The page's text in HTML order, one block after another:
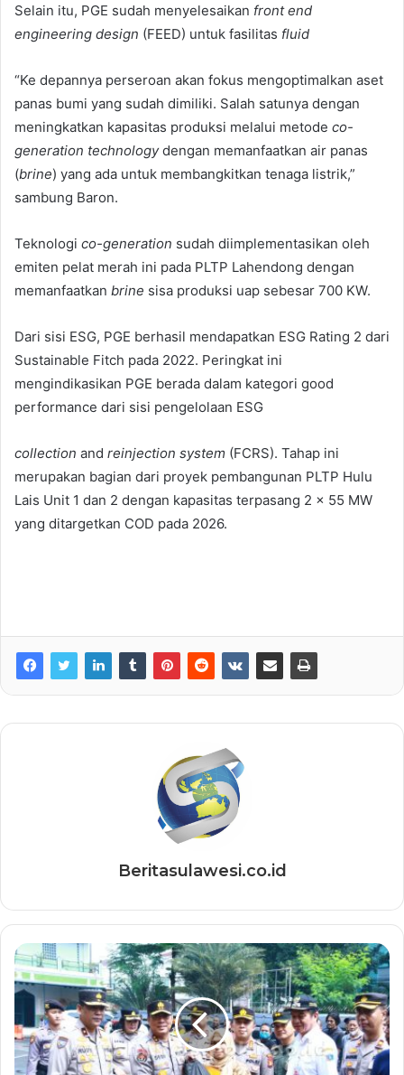
Selain itu, PGE sudah menyelesaikan front end
engineering design (FEED) untuk fasilitas fluid
“Ke depannya perseroan akan fokus mengoptimalkan aset
panas bumi yang sudah dimiliki. Salah satunya dengan
meningkatkan kapasitas produksi melalui metode co-
generation technologydengan memanfaatkan air panas
(brine) yang ada untuk membangkitkan tenaga listrik,”
sambung Baron.
Teknologi co-generation sudah diimplementasikan oleh
emiten pelat merah ini pada PLTP Lahendong dengan
memanfaatkan brine sisa produksi uap sebesar 700 KW.
Dari sisi ESG, PGE berhasil mendapatkan ESG Rating 2 dari
Sustainable Fitch pada 2022. Peringkat ini
mengindikasikan PGE berada dalam kategori good
performance dari sisi pengelolaan ESG
collection and reinjection system (FCRS). Tahap ini
merupakan bagian dari proyek pembangunan PLTP Hulu
Lais Unit 1 dan 2 dengan kapasitas terpasang 2 x 55 MW
yang ditargetkan COD pada 2026.
Beritasulawesi.co.id